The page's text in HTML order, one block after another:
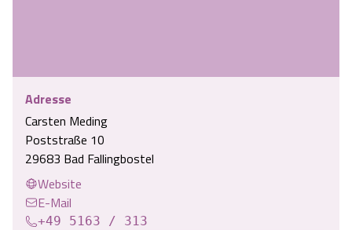
Adventure District Bispingen
Ausflugsziele
Adresse
Carsten Meding
Poststraße 10
29683 Bad Fallingbostel
Website
E-Mail
+49 5163 / 313